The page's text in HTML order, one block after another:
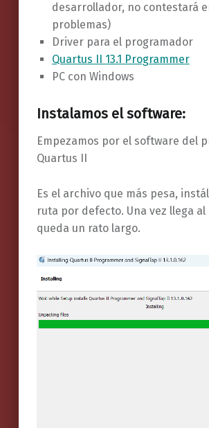
desarrollador, no contestará
problemas)
Driver para el programador
Quartus II 13.1 Programmer
PC con Windows
Instalamos el software:
Empezamos por el software del
Quartus II
Es el archivo que más pesa,
ruta por defecto. Una vez llega al
queda un rato largo.